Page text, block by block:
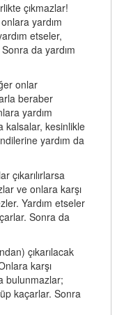
çıkmazlar!
yardım
etseler,
da yardım
onlar
beraber
yardım
kalsalar, kesinlikle
yardım da
çıkarılırlarsa
ve onlara karşı
Yardım etseler
Sonra da
çıkarılacak
karşı
bulunmazlar;
kaçarlar. Sonra